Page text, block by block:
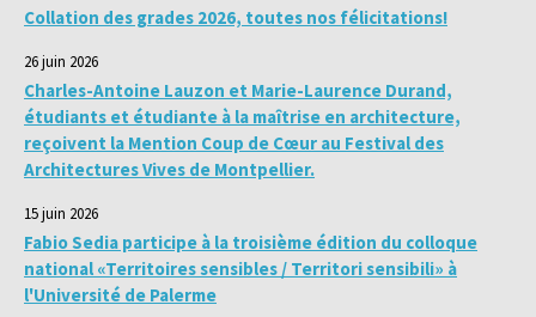
Collation des grades 2026, toutes nos félicitations!
26 juin 2026
Charles-Antoine Lauzon et Marie-Laurence Durand,
étudiants et étudiante à la maîtrise en architecture,
reçoivent la Mention Coup de Cœur au Festival des
Architectures Vives de Montpellier.
15 juin 2026
Fabio Sedia participe à la troisième édition du colloque
national «Territoires sensibles / Territori sensibili» à
l'Université de Palerme